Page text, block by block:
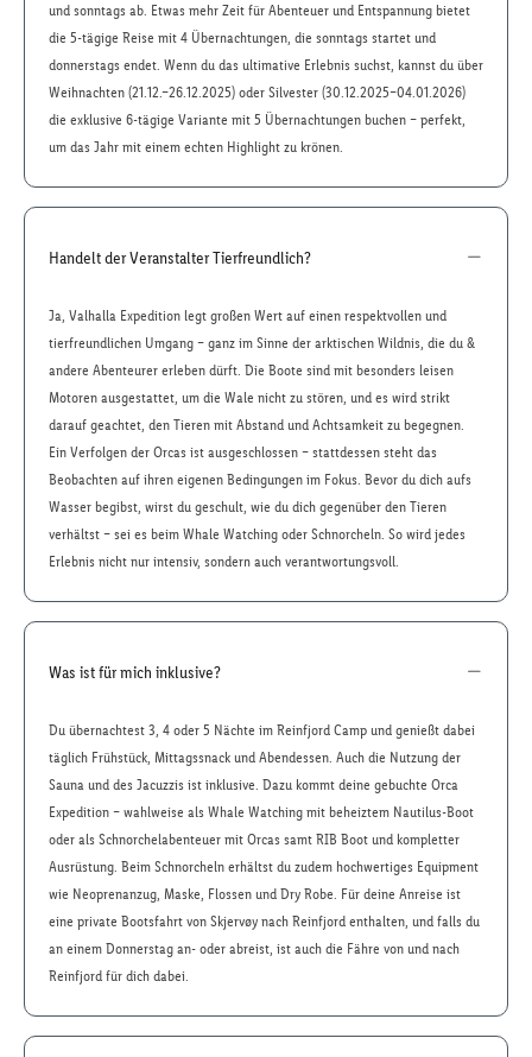
und sonntags ab. Etwas mehr Zeit für Abenteuer und Entspannung bietet
die 5-tägige Reise mit 4 Übernachtungen, die sonntags startet und
donnerstags endet. Wenn du das ultimative Erlebnis suchst, kannst du über
Weihnachten (21.12.–26.12.2025) oder Silvester (30.12.2025–04.01.2026)
die exklusive 6-tägige Variante mit 5 Übernachtungen buchen – perfekt,
um das Jahr mit einem echten Highlight zu krönen.
Handelt der Veranstalter Tierfreundlich?
Ja, Valhalla Expedition legt großen Wert auf einen respektvollen und
tierfreundlichen Umgang – ganz im Sinne der arktischen Wildnis, die du &
andere Abenteurer erleben dürft. Die Boote sind mit besonders leisen
Motoren ausgestattet, um die Wale nicht zu stören, und es wird strikt
darauf geachtet, den Tieren mit Abstand und Achtsamkeit zu begegnen.
Ein Verfolgen der Orcas ist ausgeschlossen – stattdessen steht das
Beobachten auf ihren eigenen Bedingungen im Fokus. Bevor du dich aufs
Wasser begibst, wirst du geschult, wie du dich gegenüber den Tieren
verhältst – sei es beim Whale Watching oder Schnorcheln. So wird jedes
Erlebnis nicht nur intensiv, sondern auch verantwortungsvoll.
Was ist für mich inklusive?
Du übernachtest 3, 4 oder 5 Nächte im Reinfjord Camp und genießt dabei
täglich Frühstück, Mittagssnack und Abendessen. Auch die Nutzung der
Sauna und des Jacuzzis ist inklusive. Dazu kommt deine gebuchte Orca
Expedition – wahlweise als Whale Watching mit beheiztem Nautilus-Boot
oder als Schnorchelabenteuer mit Orcas samt RIB Boot und kompletter
Ausrüstung. Beim Schnorcheln erhältst du zudem hochwertiges Equipment
wie Neoprenanzug, Maske, Flossen und Dry Robe. Für deine Anreise ist
eine private Bootsfahrt von Skjervøy nach Reinfjord enthalten, und falls du
an einem Donnerstag an- oder abreist, ist auch die Fähre von und nach
Reinfjord für dich dabei.